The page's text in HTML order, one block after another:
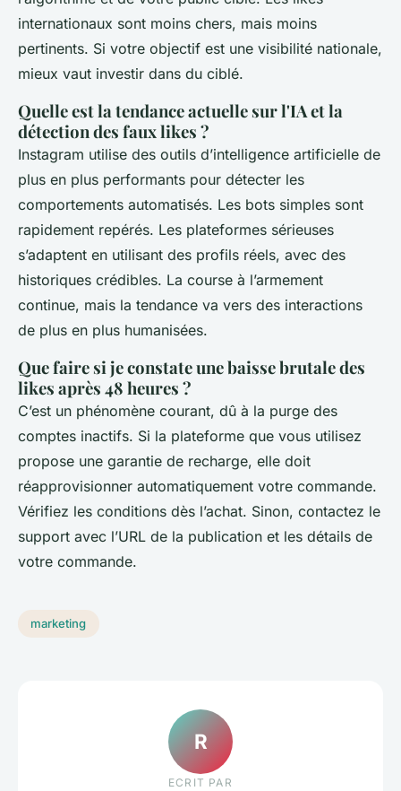
internationaux sont moins chers, mais moins
pertinents. Si votre objectif est une visibilité nationale,
mieux vaut investir dans du ciblé.
Quelle est la tendance actuelle sur l'IA et la
détection des faux likes ?
Instagram utilise des outils d’intelligence artificielle de
plus en plus performants pour détecter les
comportements automatisés. Les bots simples sont
rapidement repérés. Les plateformes sérieuses
s’adaptent en utilisant des profils réels, avec des
historiques crédibles. La course à l’armement
continue, mais la tendance va vers des interactions
de plus en plus humanisées.
Que faire si je constate une baisse brutale des
likes après 48 heures ?
C’est un phénomène courant, dû à la purge des
comptes inactifs. Si la plateforme que vous utilisez
propose une garantie de recharge, elle doit
réapprovisionner automatiquement votre commande.
Vérifiez les conditions dès l’achat. Sinon, contactez le
support avec l’URL de la publication et les détails de
votre commande.
marketing
R
ECRIT PAR